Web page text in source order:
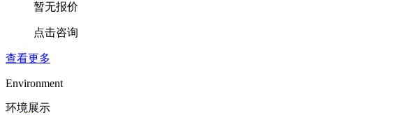
暂无报价
点击咨询
查看更多
Environment
环境展示